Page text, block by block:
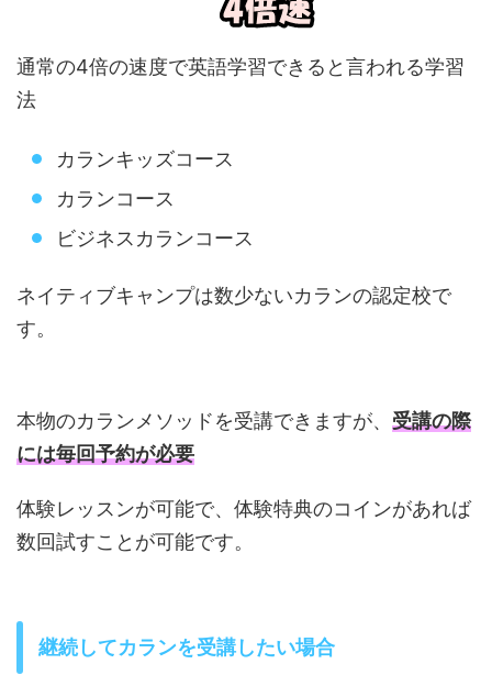
通常の4倍の速度で英語学習できると言われる学習
法
カランキッズコース
カランコース
ビジネスカランコース
ネイティブキャンプは数少ないカランの認定校で
す。
本物のカランメソッドを受講できますが、 受講の際
には毎回予約が必要
体験レッスンが可能で、体験特典のコインがあれば
数回試すことが可能です。
継続してカランを受講したい場合